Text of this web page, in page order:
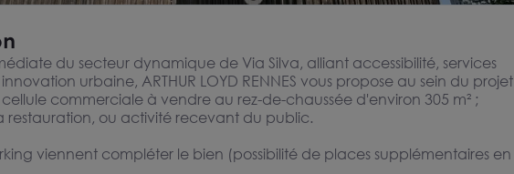
du secteur dynamique de Via Silva, alliant accessibilité, services
urbaine, ARTHUR LOYD RENNES vous propose au sein du projet
commerciale à vendre au rez-de-chaussée d'environ 305 m² ;
restauration, ou activité recevant du public.
viennent compléter le bien (possibilité de places supplémentaires en